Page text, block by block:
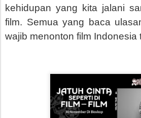
kehidupan yang kita jalani
film. Semua yang baca
wajib menonton film Indonesia